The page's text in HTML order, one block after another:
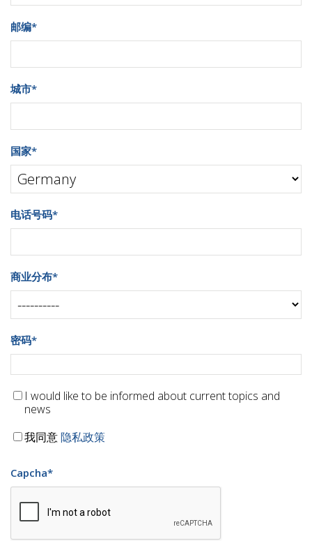
邮编*
城市*
国家*
电话号码*
商业分布*
密码*
I would like to be informed about current topics and
news
我同意隐私政策
Capcha*